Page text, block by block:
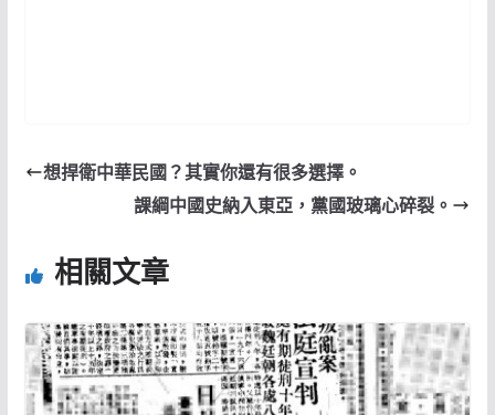
想捍衛中華民國？其實你還有很多選擇。
課綱中國史納入東亞，黨國玻璃心碎裂。
相關文章